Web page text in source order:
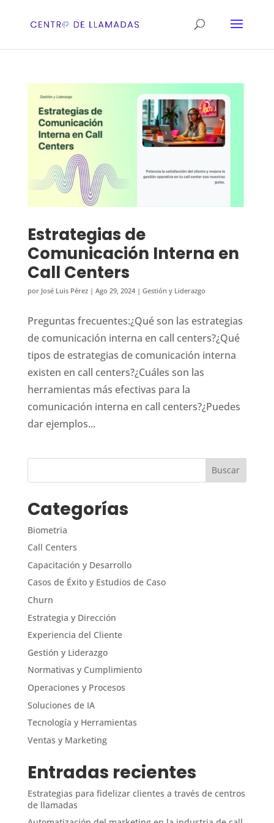
Estrategias de
Comunicación Interna en
Call Centers
por José Luis Pérez| Ago 29, 2024| Gestión y Liderazgo
Preguntas frecuentes:¿Qué son las estrategias
de comunicación interna en call centers?¿Qué
tipos de estrategias de comunicación interna
existen en call centers?¿Cuáles son las
herramientas más efectivas para la
comunicación interna en call centers?¿Puedes
dar ejemplos...
Categorías
Biometria
Call Centers
Capacitación y Desarrollo
Casos de Éxito y Estudios de Caso
Churn
Estrategia y Dirección
Experiencia del Cliente
Gestión y Liderazgo
Normativas y Cumplimiento
Operaciones y Procesos
Soluciones de IA
Tecnología y Herramientas
Ventas y Marketing
Entradas recientes
Estrategias para fidelizar clientes a través de centros
de llamadas